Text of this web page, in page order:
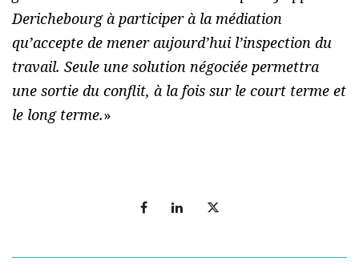
Derichebourg à participer à la médiation
qu’accepte de mener aujourd’hui l’inspection du
travail. Seule une solution négociée permettra
une sortie du conflit, à la fois sur le court terme et
le long terme.»